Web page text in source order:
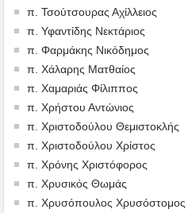
π. Τσούτσουρας Αχίλλειος
π. Υφαντίδης Νεκτάριος
π. Φαρμάκης Νικόδημος
π. Χάλαρης Ματθαίος
π. Χαμαριάς Φίλιππος
π. Χρήστου Αντώνιος
π. Χριστοδούλου Θεμιστοκλής
π. Χριστοδούλου Χρίστος
π. Χρόνης Χριστόφορος
π. Χρυσικός Θωμάς
π. Χρυσόπουλος Χρυσόστομος